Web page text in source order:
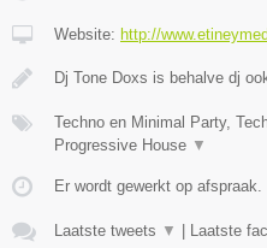
Website: http://
Dj Tone Doxs is behalve dj
Techno en Minimal Party,
Progressive House ▼
Er wordt gewerkt op afspraak.
Laatste tweets ▼ Laatste